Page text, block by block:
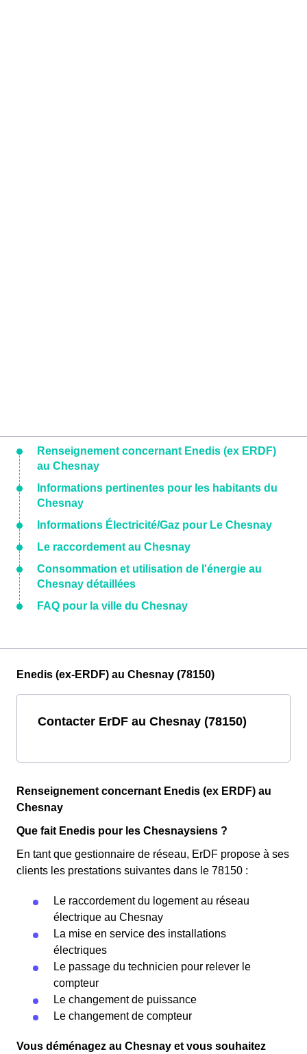
Renseignement concernant Enedis (ex ERDF)
au Chesnay
Informations pertinentes pour les habitants du
Chesnay
Informations Électricité/Gaz pour Le Chesnay
Le raccordement au Chesnay
Consommation et utilisation de l'énergie au
Chesnay détaillées
FAQ pour la ville du Chesnay
Enedis (ex-ERDF) au Chesnay (78150)
Contacter ErDF au Chesnay (78150)
Renseignement concernant Enedis (ex ERDF) au
Chesnay
Que fait Enedis pour les Chesnaysiens ?
En tant que gestionnaire de réseau, ErDF propose à ses
clients les prestations suivantes dans le 78150 :
Le raccordement du logement au réseau
électrique au Chesnay
La mise en service des installations
électriques
Le passage du technicien pour relever le
compteur
Le changement de puissance
Le changement de compteur
Vous déménagez au Chesnay et vous souhaitez